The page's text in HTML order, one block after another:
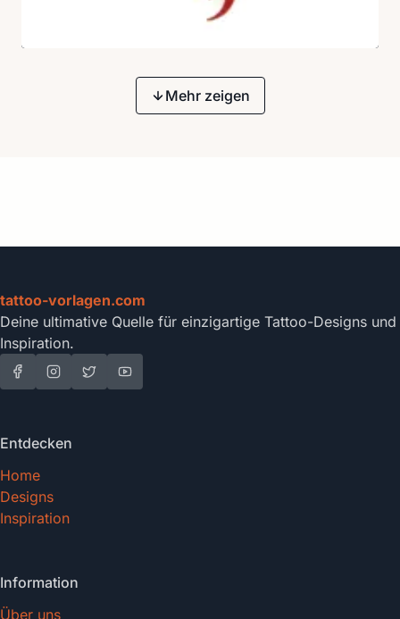
Mehr zeigen
tattoo-vorlagen.com
Deine ultimative Quelle für einzigartige Tattoo-Designs und
Inspiration.
Entdecken
Home
Designs
Inspiration
Information
Über uns